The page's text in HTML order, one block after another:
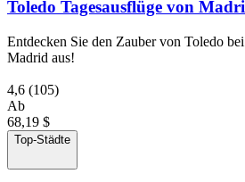
Toledo Tagesausflüge von
Entdecken Sie den Zauber von Toledo
Madrid aus!
4,6 (105)
Ab
68,19 $
Top-Städte